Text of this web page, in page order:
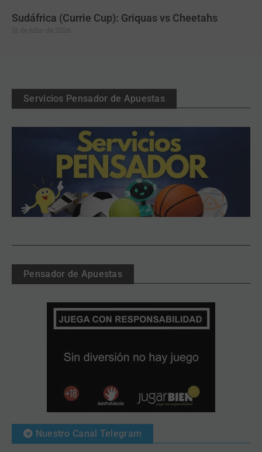
Sudáfrica (Currie Cup): Griquas vs Cheetahs
Servicios Pensador de Apuestas
Pensador de Apuestas
Nuestro Canal Telegram